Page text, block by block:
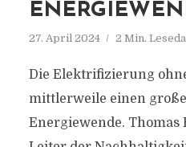
27. April 2024 2 Min.
Die Elektrifizierung
mittlerweile einen
Energiewende. Thomas